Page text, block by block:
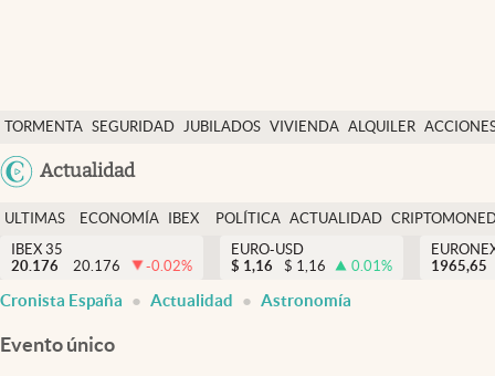
TORMENTA SEGURIDAD JUBILADOS VIVIENDA ALQUILER
USA
Actualidad
Economía y finanzas
Política
Actualidad
Criptomonedas
España
ULTIMAS
NOTICIAS
ECONOMÍA
FINANZAS
IBEX
EURO
POLÍTICA ACTUALIDAD
IBEX 35
20.176
20.176 -0.02%
EURO-USD
$ 1,16 $ 1,16 0.01%
1965,65
Cronista España Actualidad Astronomía
Evento único